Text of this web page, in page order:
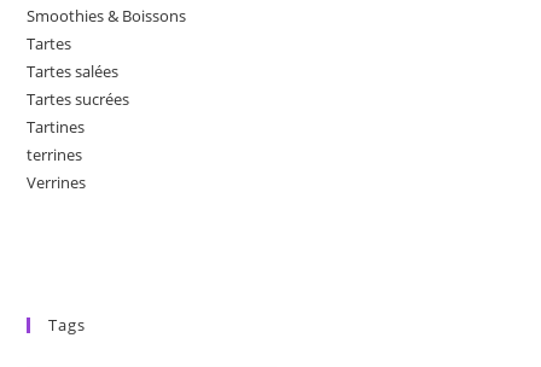
Smoothies & Boissons
Tartes
Tartes salées
Tartes sucrées
Tartines
terrines
Verrines
Tags